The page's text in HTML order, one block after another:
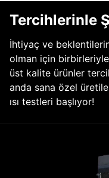
Tercihlerinle
İhtiyaç ve
olman için
üst kalite ürünler
anda sana özel
ısı testleri başlıyor!